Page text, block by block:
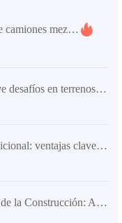
Guía integral de mantenimiento diario de camiones mezcladores autoloaders para evitar atascos con materiales de alta viscosidad
Cómo una mezcladora de 2,6 m³ resuelve desafíos en terrenos complejos para proyectos medianos
Comparación del sistema de mezcla tradicional: ventajas clave del diseño de doble hélice en camiones mezcladores con carga automática
Actualización Inteligente de la Industria de la Construcción: Análisis de las Ventajas de la Aplicación de la Mezcladora con Pantalla Táctil Inteligente en el Sitio de Construcción